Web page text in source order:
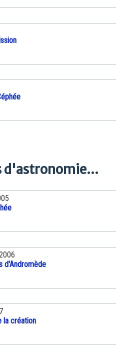
d'astronomie...
d'Andromède
la création